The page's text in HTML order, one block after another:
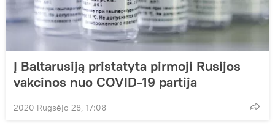
Į Baltarusiją pristatyta pirmoji Rusijos
vakcinos nuo COVID-19 partija
2020 Rugsėjo 28, 17:08